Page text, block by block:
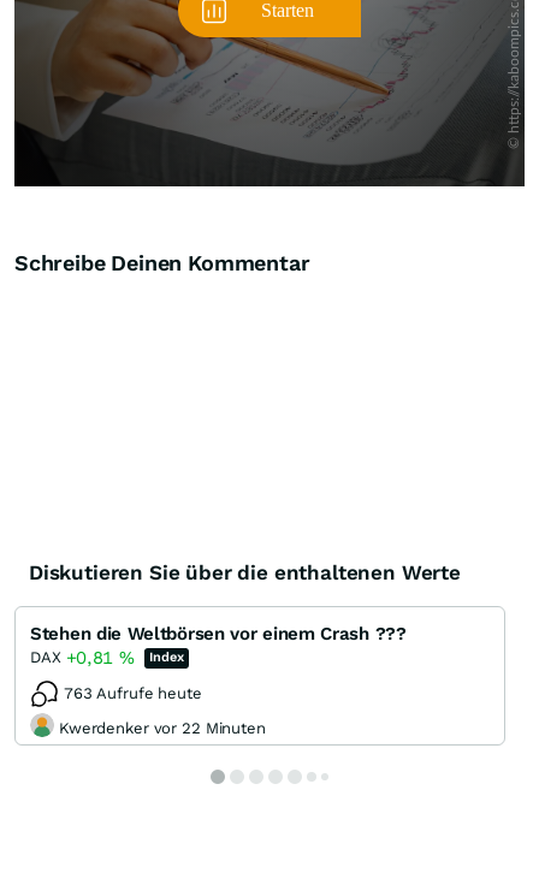
Schreibe Deinen Kommentar
Diskutieren Sie über die enthaltenen Werte
Stehen die Weltbörsen vor einem Crash ???
DAX +0,81 % Index
763 Aufrufe heute
Kwerdenker vor 22 Minuten